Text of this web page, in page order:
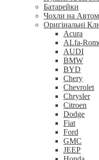
Батарейки
Чохли на
Оригінальні
Acura
ALfa-
AUDI
BMW
BYD
Chery
Chevrolet
Chrysler
Citroen
Dodge
Fiat
Ford
GMC
JEEP